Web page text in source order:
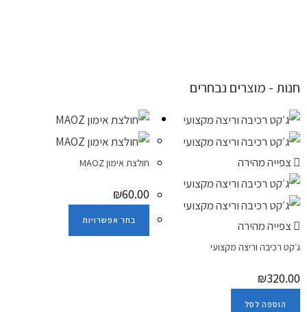
חנות - מוצרים נבחרים
צפייה מהירה
צפייה מהירה
ג׳קט רכיבה וריצה מקצועי
₪320.00
הוספה לסל
חולצת אימון MAOZ
₪60.00
בחר אפשרויות